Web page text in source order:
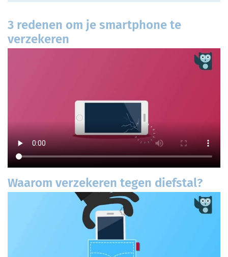
3 redenen om je smartphone te
verzekeren
Waarom verzekeren tegen diefstal?